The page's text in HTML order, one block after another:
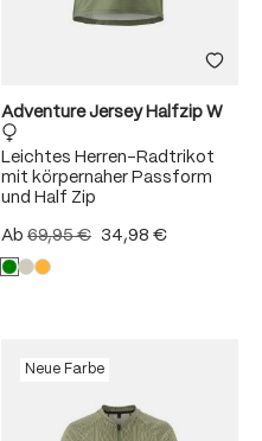
Adventure Jersey Halfzip W
Leichtes Herren-Radtrikot
mit körpernaher Passform
und Half Zip
Ab 69,95 € 34,98 €
Neue Farbe